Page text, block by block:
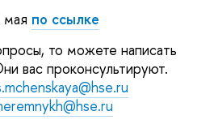
мая по ссылке
то можете написать
вас проконсультируют.